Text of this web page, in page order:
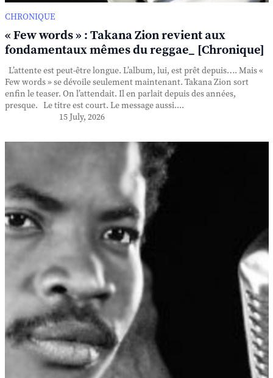
CHRONIQUE
« Few words » : Takana Zion revient aux
fondamentaux mêmes du reggae_ [Chronique]
L’attente est peut-être longue. L’album, lui, est prêt depuis…. Mais «
Few words » se dévoile seulement maintenant. Takana Zion sort
enfin le teaser. On l’attendait. Il en parlait depuis des années,
presque. Le titre est court. Le message aussi....
15 July, 2026